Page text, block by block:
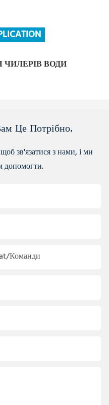
Це Потрібно.
зв'язатися з нами, і ми
допомогти.
Команди